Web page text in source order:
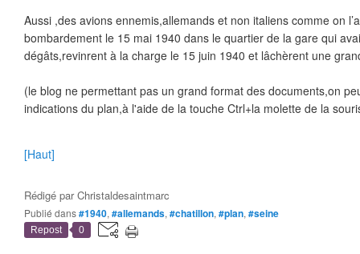
Aussi ,des avions ennemis,allemands et non italiens comme on
bombardement le 15 mai 1940 dans le quartier de la gare qui
dégâts,revinrent à la charge le 15 juin 1940 et lâchèrent une
(le blog ne permettant pas un grand format des documents,on
indications du plan,à l'aide de la touche Ctrl+la molette de la
[Haut]
Rédigé parChristaldesaintmarc
Publié dans#1940, #allemands, #chatillon, #plan, #seine
Repost 0